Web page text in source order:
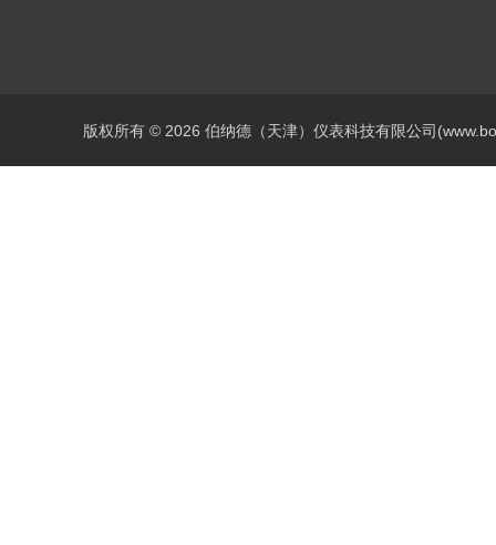
版权所有 © 2026 伯纳德（天津）仪表科技有限公司